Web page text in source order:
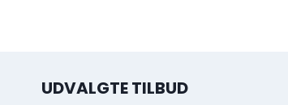
UDVALGTE TILBUD